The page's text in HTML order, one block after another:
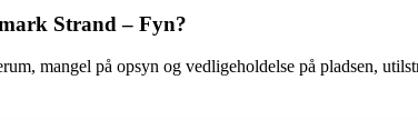
Strand – Fyn?
mangel på opsyn og vedligeholdelse på pladsen,